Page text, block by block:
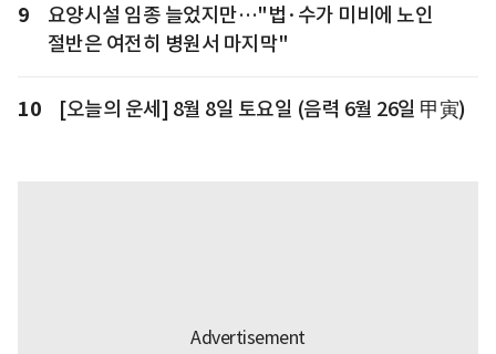
9
요양시설 임종 늘었지만…"법·수가 미비에 노인
절반은 여전히 병원서 마지막"
10 [오늘의 운세] 8월 8일 토요일 (음력 6월 26일 甲寅)